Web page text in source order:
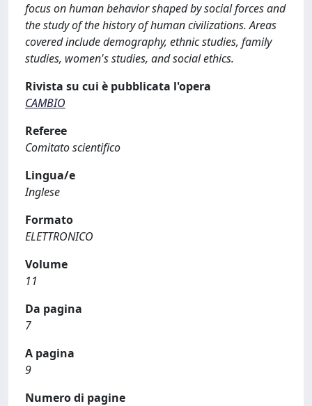
focus on human behavior shaped by social forces and
the study of the history of human civilizations. Areas
covered include demography, ethnic studies, family
studies, women's studies, and social ethics.
Rivista su cui è pubblicata l'opera
CAMBIO
Referee
Comitato scientifico
Lingua/e
Inglese
Formato
ELETTRONICO
Volume
11
Da pagina
7
A pagina
9
Numero di pagine